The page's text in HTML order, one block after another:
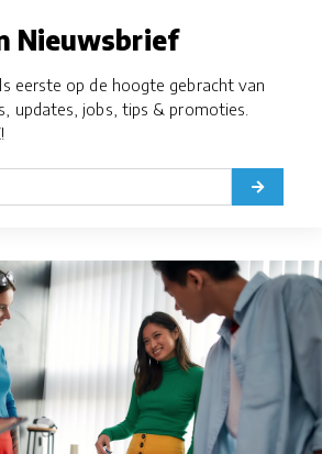
Nieuwsbrief
eerste op de hoogte gebracht van
updates, jobs, tips & promoties.